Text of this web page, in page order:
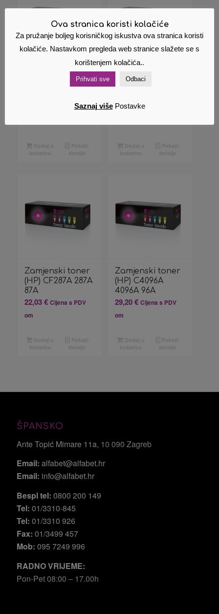
Zamjenski toner
(HP) C7115A 7115A
Cijena s PDV
Zamjenski toner
(HP) Q5949A
17,52€ Cijena s PDV
Zamjenski toner
(HP) CF287A 287A
87A
22,03€ Cijena s PDV
om
Zamjenski toner
(HP) C4096A
4096A 96A
29,20€ Cijena s PDV
om
ŠPANSKO
Ante Topić Mimare 11a, 10 090 Zagreb
Email: alfabet@alfabet.hr
Email: info@alfabet.hr
Bespl tel: 0800 200 149
Tel: 01/3310-845
Tel: 01/3310 926
Fax: 01/3499 457
Mob: 095 7249 996
RADNO VRIJEME:
Pon-Pet 08:00 – 17.00h
Ova stranica koristi kolačiće
Za pružanje boljeg korisničkog iskustva ova stranica koristi
kolačiće. Nastavkom pregleda web stranice slažete se s
korištenjem kolačića..
Prihvati sve Odbaci
Saznaj više Postavke